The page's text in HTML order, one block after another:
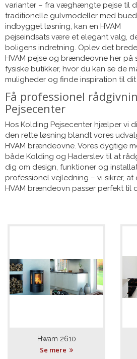
varianter – fra væghængte pejse til
traditionelle gulvmodeller med
indbygget løsning, kan en HVAM
pejseindsats være et elegant valg,
boligens indretning. Oplev det
HVAM pejse og brændeovne her på
fysiske butikker, hvor du kan se de
muligheder og finde inspiration til dit
Få professionel
Pejsecenter
Hos Kolding Pejsecenter hjælper vi
den rette løsning blandt vores
HVAM brændeovne. Vores dygtige
både Kolding og Haderslev til at
dig om design, funktioner og
professionel vejledning – vi sikrer, at
HVAM brændeovn passer perfekt til
Hwam 2610
Se mere